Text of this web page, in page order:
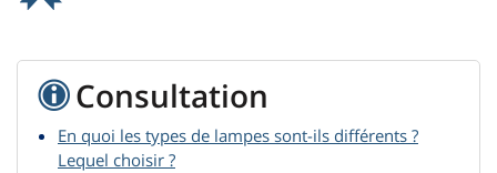
Consultation
En quoi les types de lampes sont-ils différents ?
Lequel choisir ?